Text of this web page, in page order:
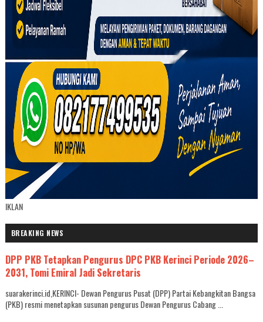
IKLAN
BREAKING NEWS
DPP PKB Tetapkan Pengurus DPC PKB Kerinci Periode 2026–
2031, Tomi Emiral Jadi Sekretaris
suarakerinci.id,KERINCI- Dewan Pengurus Pusat (DPP) Partai Kebangkitan Bangsa
(PKB) resmi menetapkan susunan pengurus Dewan Pengurus Cabang ...